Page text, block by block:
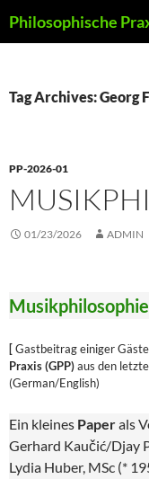
to
Tag Archives: Georg
PP-2026-01
01/23/2026 ADMIN
Musikphilosophie
[Gastbeitrag einiger
Praxis (GPP)aus den
(German/English)
Ein kleines Paperals
Gerhard Kaučić/Djay
Lydia Huber, MSc (*